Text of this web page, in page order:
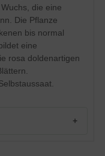
unbedeutend
neutrale
die eine
Die Pflanze
bis normal
eine
rosa doldenartigen